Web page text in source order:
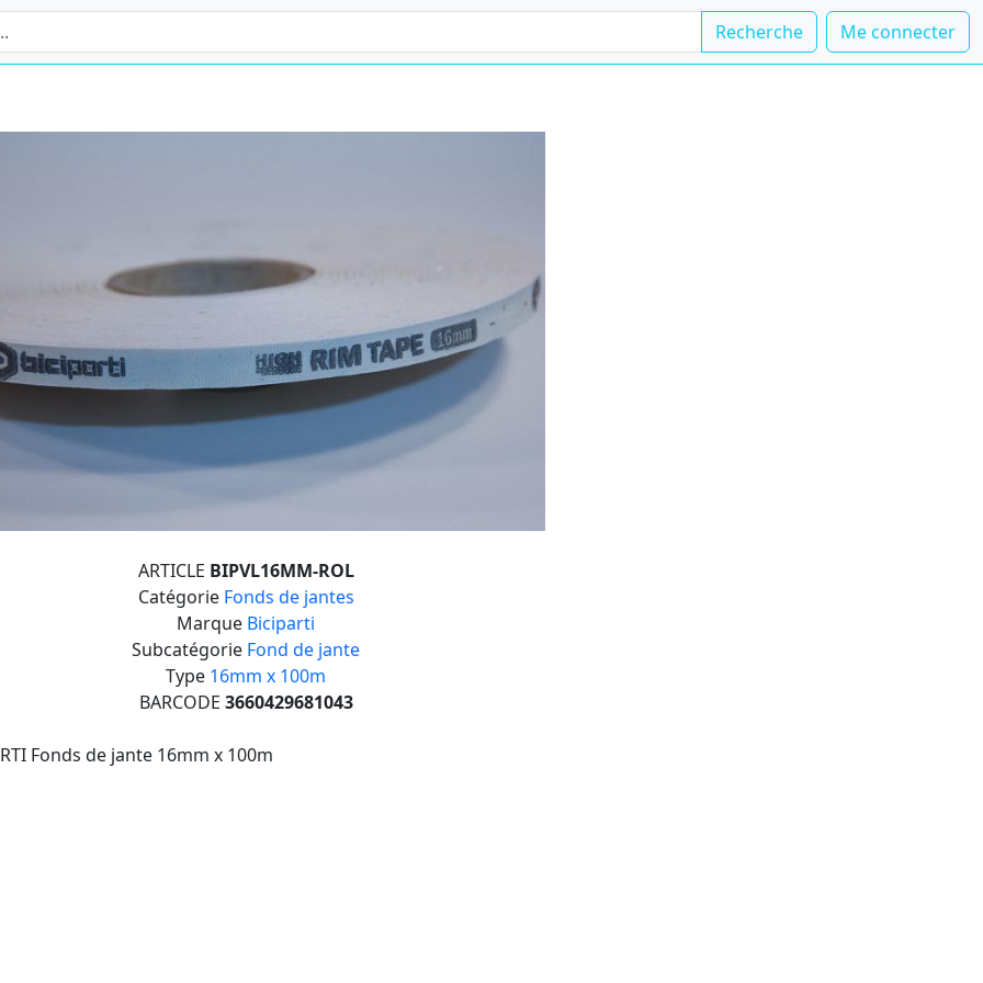
Recherche Me connecter
ARTICLE BIPVL16MM-ROL
Catégorie Fonds de jantes
Marque Biciparti
Subcatégorie Fond de jante
Type 16mm x 100m
BARCODE 3660429681043
Fonds de jante 16mm x 100m